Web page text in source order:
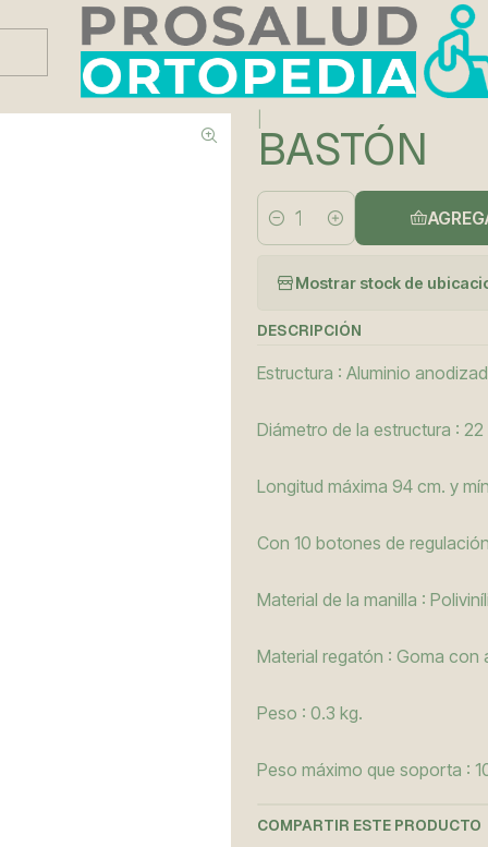
Este es el texto del slide
BASTÓN
Cantidad
Mostrar stock de
DESCRIPCIÓN
Estructura : Aluminio
Diámetro de la estructura :
Longitud máxima 94 cm. y
Con 10 botones de
Material de la manilla :
Material regatón : Goma con
Peso : 0.3 kg.
Peso máximo que soporta :
COMPARTIR ESTE PRODUCTO